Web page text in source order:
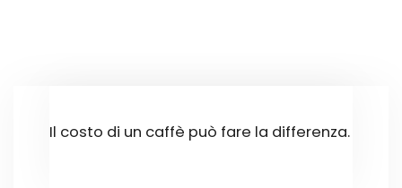
Il costo di un caffè può fare la differenza.